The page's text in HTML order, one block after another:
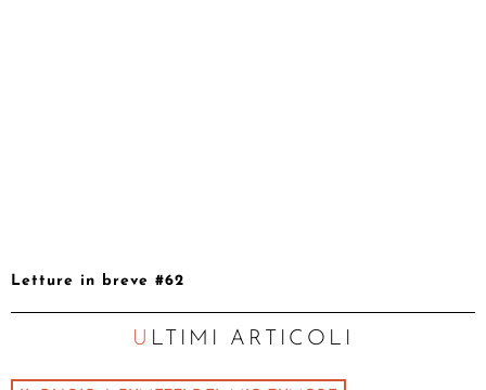
Letture in breve #62
ULTIMI ARTICOLI